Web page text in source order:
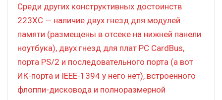
Среди других конструктивных достоинств
223XC — наличие двух гнезд для модулей
памяти (размещены в отсеке на нижней панели
ноутбука), двух гнезд для плат PC CardBus,
порта PS/2 и последовательного порта (а вот
ИК-порта и IEEE-1394 у него нет), встроенного
флоппи-дисковода и полноразмерной